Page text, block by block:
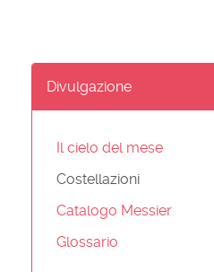
Divulgazione
Il cielo del mese
Costellazioni
Catalogo Messier
Glossario